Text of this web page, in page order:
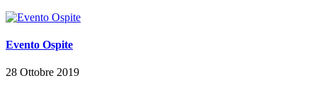
Evento Ospite
28 Ottobre 2019